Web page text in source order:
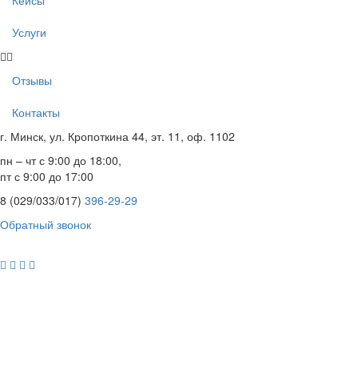
Услуги
Отзывы
Контакты
г. Минск, ул. Кропоткина 44, эт. 11, оф. 1102
пн – чт с 9:00 до 18:00,
пт с 9:00 до 17:00
8 (029/033/017) 396-29-29
Обратный звонок